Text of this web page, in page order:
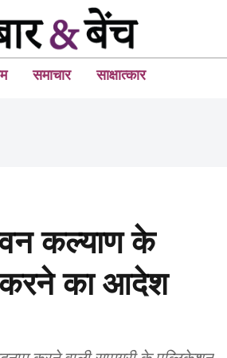
समाचार साक्षात्कार
कल्याण के
का आदेश